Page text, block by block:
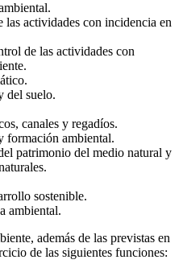
actividades con incidencia en
de las actividades con
del suelo.
canales y regadíos.
formación ambiental.
patrimonio del medio natural y
sostenible.
ambiental.
además de las previstas en
de las siguientes funciones: